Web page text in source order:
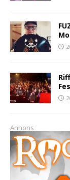
Annons